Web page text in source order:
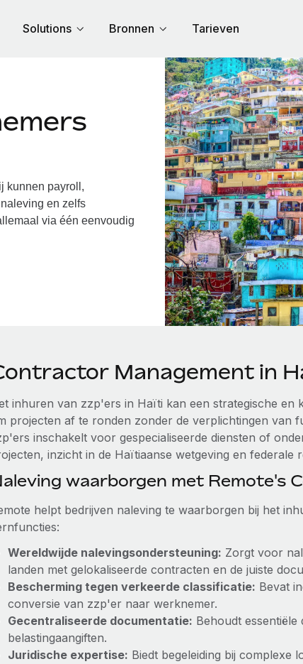
Solutions Bronnen Tarieven
kunnen payroll,
en zelfs
via één eenvoudig
Management in
inhuren van zzp'ers in Haïti kan een strategische en
projecten af te ronden zonder de verplichtingen van
inschakelt voor gespecialiseerde diensten of
inzicht in de Haïtiaanse wetgeving en federale
waarborgen met Remote's
helpt bedrijven naleving te waarborgen bij het
Wereldwijde nalevingsondersteuning: Zorgt voor
landen met gelokaliseerde contracten en de juiste
Bescherming tegen verkeerde classificatie: Bevat
conversie van zzp'er naar werknemer.
Gecentraliseerde documentatie: Behoudt
belastingaangiften.
Juridische expertise: Biedt begeleiding bij complexe